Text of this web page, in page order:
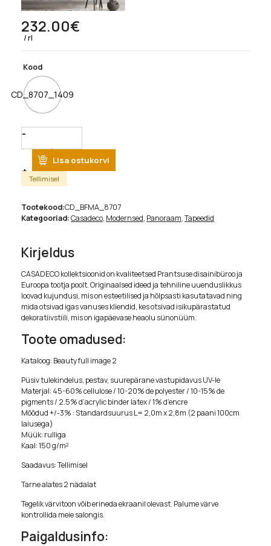
232.00€
rl
Kood
CD_8707_1409
Quantity
Lisa ostukorvi
Tellimisel
Tootekood:CD_BFMA_8707
Kategooriad:Casadeco, Modernsed, Panoraam,Tapeedid
Kirjeldus
CASADECO kollektsioonid on kvaliteetsed Prantsuse disainibüroo ja
Euroopa tootja poolt. Originaalsed ideed ja tehniline uuenduslikkus
loovad kujundusi, mis on esteetilised ja hõlpsasti kasutatavad ning
mida otsivad igas vanuses kliendid, kes otsivad isikupärastatud
dekoratiivstiili, mis on igapäevase heaolu sünonüüm.
Toote omadused:
Kataloog: Beauty full image 2
Püsiv tulekindelus, pestav, suurepärane vastupidavus UV-le
Materjal: 45-60% cellulose / 10-20% de polyester / 10-15% de
pigments / 2.5% d’acrylic binder latex / 1% d’encre
Mõõdud +/-3% : Standardsuurus L= 2,0m x 2,8m (2 paani 100cm
laiusega)
Müük: rulliga
Kaal: 150 g/m²
Saadavus: Tellimisel
Tarne alates 2 nädalat
Tegelik värvitoon võib erineda ekraanil olevast. Palume värve
kontrollida meie salongis.
Paigaldusinfo: